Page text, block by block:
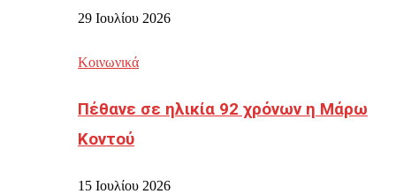
29 Ιουλίου 2026
Κοινωνικά
Πέθανε σε ηλικία 92 χρόνων η Μάρω
Κοντού
15 Ιουλίου 2026